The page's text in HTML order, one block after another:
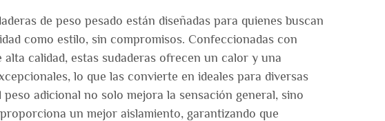
de peso pesado están diseñadas para quienes buscan
como estilo, sin compromisos. Confeccionadas con
alta calidad, estas sudaderas ofrecen un calor y una
lo que las convierte en ideales para diversas
peso adicional no solo mejora la sensación general, sino
un mejor aislamiento, garantizando que